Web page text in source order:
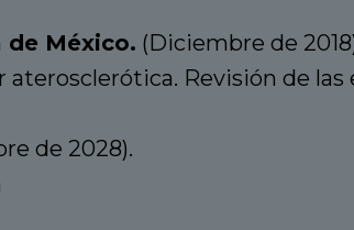
de México. (Diciembre de
Revisión de las
de 2028).